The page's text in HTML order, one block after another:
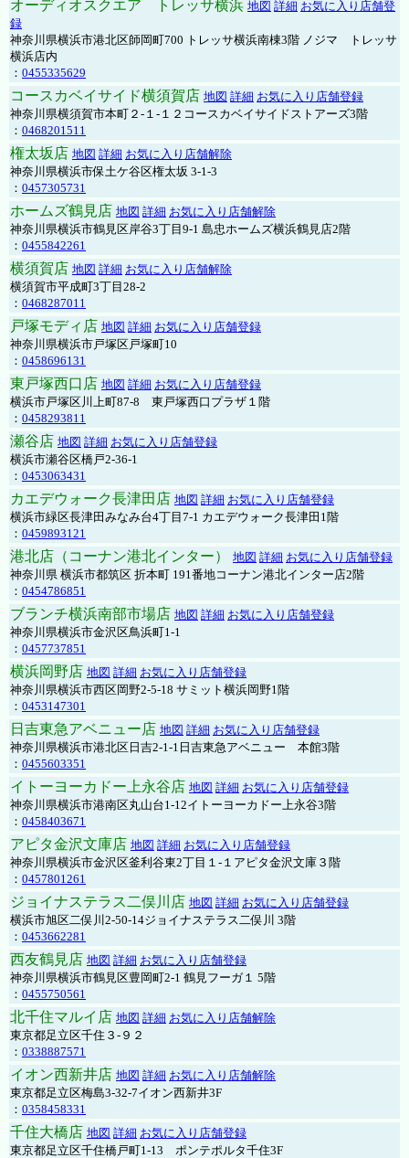
オーディオスクエア トレッサ横浜 地図 詳細 お気に入り店舗登
録
神奈川県横浜市港北区師岡町700 トレッサ横浜南棟3階 ノジマ トレッサ
横浜店内
： 0455335629
コースカベイサイド横須賀店 地図 詳細 お気に入り店舗登録
神奈川県横須賀市本町２-１-１２コースカベイサイドストアーズ3階
： 0468201511
権太坂店 地図 詳細 お気に入り店舗解除
神奈川県横浜市保土ケ谷区権太坂 3-1-3
： 0457305731
ホームズ鶴見店 地図 詳細 お気に入り店舗解除
神奈川県横浜市鶴見区岸谷3丁目9-1 島忠ホームズ横浜鶴見店2階
： 0455842261
横須賀店 地図 詳細 お気に入り店舗解除
横須賀市平成町3丁目28-2
： 0468287011
戸塚モディ店 地図 詳細 お気に入り店舗登録
神奈川県横浜市戸塚区戸塚町10
： 0458696131
東戸塚西口店 地図 詳細 お気に入り店舗登録
横浜市戸塚区川上町87-8 東戸塚西口プラザ１階
： 0458293811
瀬谷店 地図 詳細 お気に入り店舗登録
横浜市瀬谷区橋戸2-36-1
： 0453063431
カエデウォーク長津田店 地図 詳細 お気に入り店舗登録
横浜市緑区長津田みなみ台4丁目7-1 カエデウォーク長津田1階
： 0459893121
港北店（コーナン港北インター） 地図 詳細 お気に入り店舗登録
神奈川県 横浜市都筑区 折本町 191番地コーナン港北インター店2階
： 0454786851
ブランチ横浜南部市場店 地図 詳細 お気に入り店舗登録
神奈川県横浜市金沢区鳥浜町1-1
： 0457737851
横浜岡野店 地図 詳細 お気に入り店舗登録
神奈川県横浜市西区岡野2-5-18 サミット横浜岡野1階
： 0453147301
日吉東急アベニュー店 地図 詳細 お気に入り店舗登録
神奈川県横浜市港北区日吉2-1-1日吉東急アベニュー 本館3階
： 0455603351
イトーヨーカドー上永谷店 地図 詳細 お気に入り店舗登録
神奈川県横浜市港南区丸山台1-12イトーヨーカドー上永谷3階
： 0458403671
アピタ金沢文庫店 地図 詳細 お気に入り店舗登録
神奈川県横浜市金沢区釜利谷東2丁目１-１アピタ金沢文庫３階
： 0457801261
ジョイナステラス二俣川店 地図 詳細 お気に入り店舗登録
横浜市旭区二俣川2-50-14ジョイナステラス二俣川 3階
： 0453662281
西友鶴見店 地図 詳細 お気に入り店舗登録
神奈川県横浜市鶴見区豊岡町2-1 鶴見フーガ１ 5階
： 0455750561
北千住マルイ店 地図 詳細 お気に入り店舗解除
東京都足立区千住３-９２
： 0338887571
イオン西新井店 地図 詳細 お気に入り店舗解除
東京都足立区梅島3-32-7イオン西新井3F
： 0358458331
千住大橋店 地図 詳細 お気に入り店舗登録
東京都足立区千住橋戸町1-13 ポンテポルタ千住3F